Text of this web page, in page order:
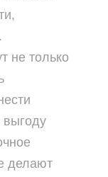
не только
выгоду
делают